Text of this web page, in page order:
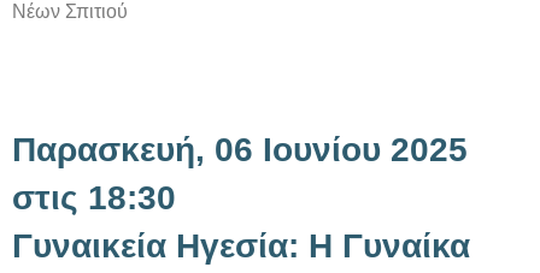
Νέων Σπιτιού
Παρασκευή, 06 Ιουνίου 2025
στις 18:30
Γυναικεία Ηγεσία: Η Γυναίκα